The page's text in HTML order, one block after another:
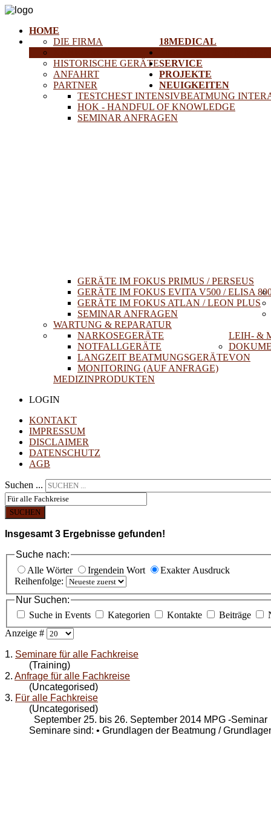
HOME
18MEDICAL
DIE FIRMA
HISTORISCHE GERÄTE
ANFAHRT
PARTNER
TESTCHEST INTENSIVBEATMUNG
HOK - HANDFUL OF KNOWLEDGE
SEMINAR ANFRAGEN
GERÄTE IM FOKUS PRIMUS / PERSEUS
GERÄTE IM FOKUS EVITA V500 / ELISA
GERÄTE IM FOKUS ATLAN / LEON PLUS
SEMINAR ANFRAGEN
SERVICE
WARTUNG & REPARATUR
LEIH- &
NARKOSEGERÄTE
NOTFALLGERÄTE
LANGZEIT BEATMUNGSGERÄTE
MONITORING (AUF ANFRAGE)
VON
MEDIZINPRODUKTEN
PROJEKTE
NEUIGKEITEN
LOGIN
KONTAKT
IMPRESSUM
DISCLAIMER
DATENSCHUTZ
AGB
Suchen ...
SUCHEN
Insgesamt 3 Ergebnisse gefunden!
Suche nach:
Alle Wörter
Irgendein Wort
Exakter Ausdruck
Reihenfolge:
Nur Suchen:
Suche in Events
Kategorien Kontakte Beiträge
Anzeige #
1. Seminare für alle Fachkreise
(Training)
2. Anfrage für alle Fachkreise
(Uncategorised)
3. Für alle Fachkreise
(Uncategorised)
September 25. bis 26. September 2014 MPG -
Seminare sind: • Grundlagen der Beatmung /